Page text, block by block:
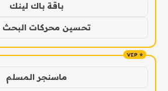
باقة باك لينك
تحسين محركات البحث SEO
ماسنجر المسلم